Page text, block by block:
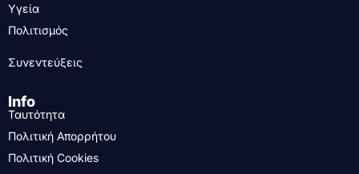
Υγεία
Πολιτισμός
Συνεντεύξεις
Info
Ταυτότητα
Πολιτική Απορρήτου
Πολιτική Cookies